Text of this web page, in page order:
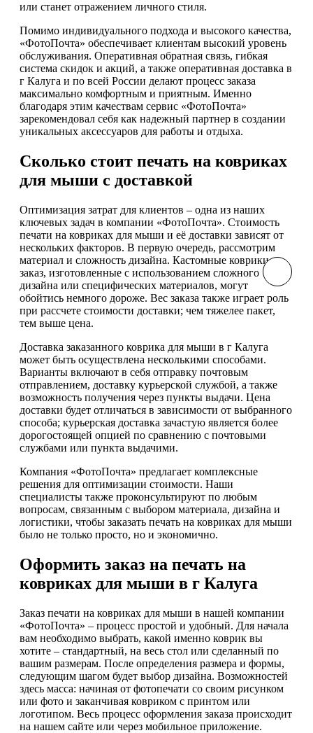
или станет отражением личного стиля.
Помимо индивидуального подхода и высокого качества,
«ФотоПочта» обеспечивает клиентам высокий уровень
обслуживания. Оперативная обратная связь, гибкая
система скидок и акций, а также оперативная доставка в
г Калуга и по всей России делают процесс заказа
максимально комфортным и приятным. Именно
благодаря этим качествам сервис «ФотоПочта»
зарекомендовал себя как надежный партнер в создании
уникальных аксессуаров для работы и отдыха.
Сколько стоит печать на ковриках
для мыши с доставкой
Оптимизация затрат для клиентов – одна из наших
ключевых задач в компании «ФотоПочта». Стоимость
печати на ковриках для мыши и её доставки зависят от
нескольких факторов. В первую очередь, рассмотрим
материал и сложность дизайна. Кастомные коврики на
заказ, изготовленные с использованием сложного
дизайна или специфических материалов, могут
обойтись немного дороже. Вес заказа также играет роль
при рассчете стоимости доставки; чем тяжелее пакет,
тем выше цена.
Доставка заказанного коврика для мыши в г Калуга
может быть осуществлена несколькими способами.
Варианты включают в себя отправку почтовым
отправлением, доставку курьерской службой, а также
возможность получения через пункты выдачи. Цена
доставки будет отличаться в зависимости от выбранного
способа; курьерская доставка зачастую является более
дорогостоящей опцией по сравнению с почтовыми
службами или пункта выдачими.
Компания «ФотоПочта» предлагает комплексные
решения для оптимизации стоимости. Наши
специалисты также проконсультируют по любым
вопросам, связанным с выбором материала, дизайна и
логистики, чтобы заказать печать на ковриках для мыши
было не только просто, но и экономично.
Оформить заказ на печать на
ковриках для мыши в г Калуга
Заказ печати на ковриках для мыши в нашей компании
«ФотоПочта» – процесс простой и удобный. Для начала
вам необходимо выбрать, какой именно коврик вы
хотите – стандартный, на весь стол или сделанный по
вашим размерам. После определения размера и формы,
следующим шагом будет выбор дизайна. Возможностей
здесь масса: начиная от фотопечати со своим рисунком
или фото и заканчивая ковриком с принтом или
логотипом. Весь процесс оформления заказа происходит
на нашем сайте или через мобильное приложение.